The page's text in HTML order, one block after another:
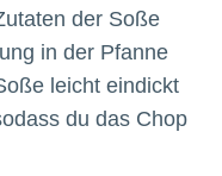
der Soße
in der Pfanne
leicht eindickt
du das Chop